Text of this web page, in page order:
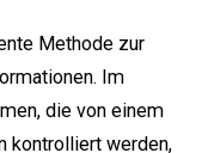
Methode zur
Im
die von einem
kontrolliert werden,